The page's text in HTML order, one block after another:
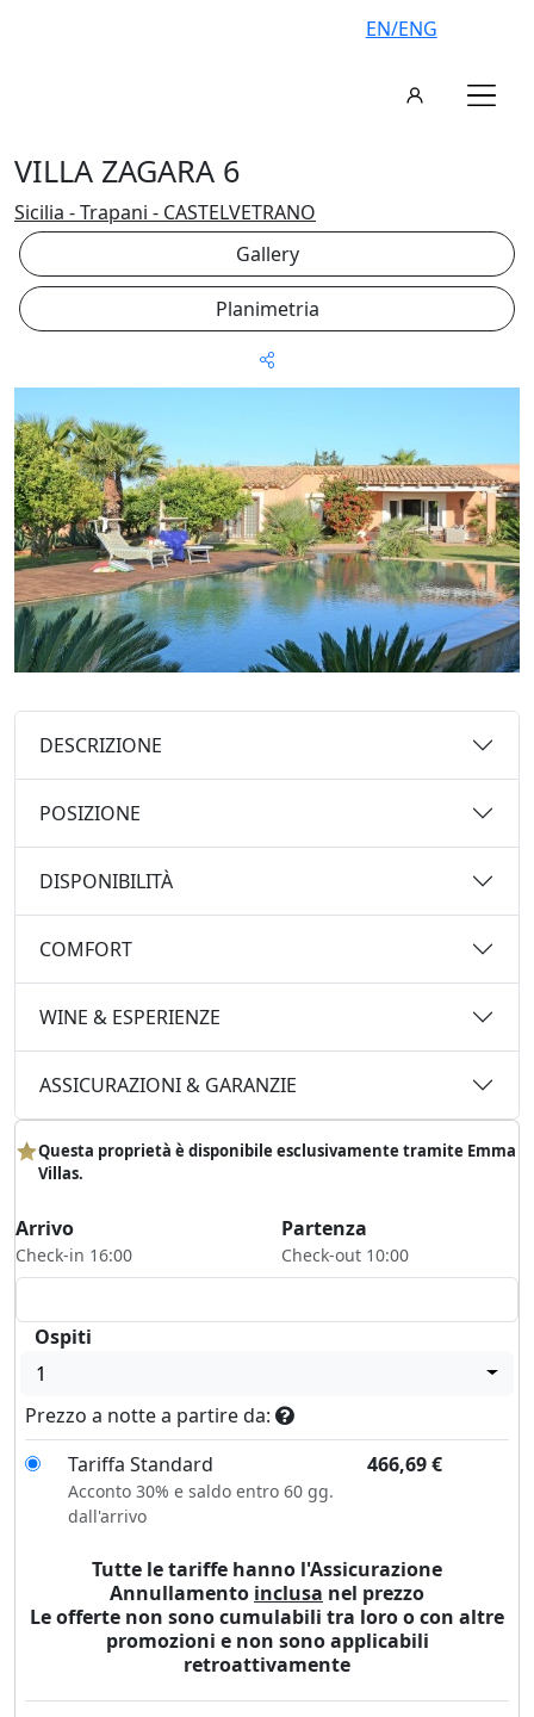
EN/ENG
VILLA ZAGARA 6
Sicilia - Trapani - CASTELVETRANO
Gallery
Planimetria
DESCRIZIONE
POSIZIONE
DISPONIBILITÀ
COMFORT
WINE & ESPERIENZE
ASSICURAZIONI & GARANZIE
Questa proprietà è disponibile esclusivamente tramite Emma
Villas.
Arrivo
Check-in 16:00
Partenza
Check-out 10:00
Ospiti
1
Prezzo a notte a partire da:
Tariffa Standard
466,69€
Acconto 30% e saldo entro 60 gg.
dall'arrivo
Tutte le tariffe hanno l'Assicurazione
Annullamento inclusa nel prezzo
Le offerte non sono cumulabili tra loro o con altre
promozioni e non sono applicabili
retroattivamente